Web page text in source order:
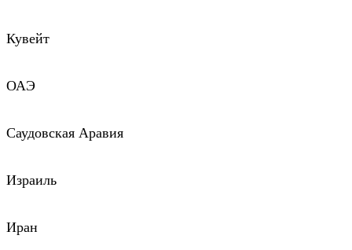
Кувейт
ОАЭ
Саудовская Аравия
Израиль
Иран